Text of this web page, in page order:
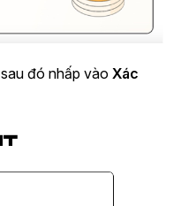
sau đó nhấp vào Xác